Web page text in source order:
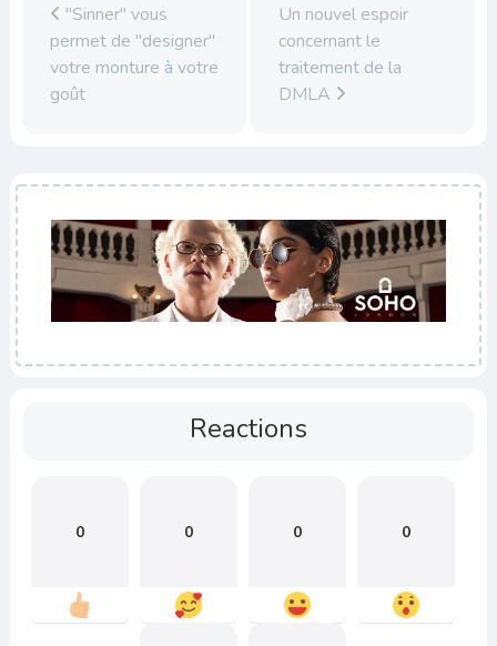
"Sinner" vous
permet de "designer"
votre monture à votre
goût
Un nouvel espoir
concernant le
traitement de la
DMLA
Reactions
0 0 0 0